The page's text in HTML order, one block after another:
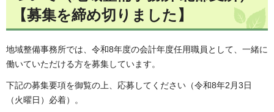
【募集を締め切りました】
地域整備事務所では、令和8年度の会計年度任用職員として、一緒に
働いていただける方を募集しています。
下記の募集要項を御覧の上、応募してください（令和8年2月3日
（火曜日）必着）。